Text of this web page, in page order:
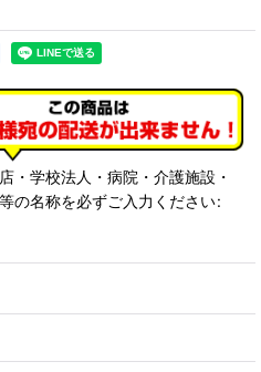
・学校法人・病院・介護施設・
の名称を必ずご入力ください: